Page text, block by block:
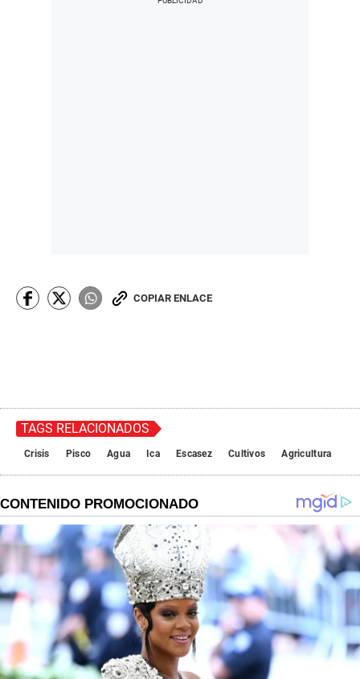
COPIAR ENLACE
TAGS RELACIONADOS
Crisis Pisco Agua Ica Escasez Cultivos Agricultura